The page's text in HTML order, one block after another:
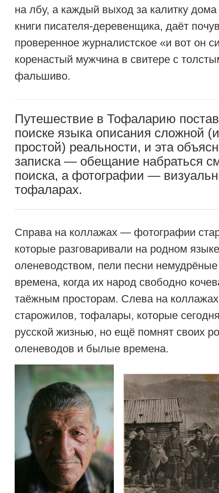
на лбу, а каждый выход за калитку дома
книги писателя-деревенщика, даёт
проверенное журналистское «и вот он
коренастый мужчина в свитере с
фальшиво.
Путешествие в Тофаларию
поиске языка описания сложной
простой) реальности, и эта
записка — обещание набраться
поиска, а фотографии —
тофаларах.
Справа на коллажах — фотографии
которые разговаривали на родном
оленеводством, пели песни
времена, когда их народ свободно
таёжным просторам. Слева на
старожилов, тофалары, которые
русской жизнью, но ещё помнят своих
оленеводов и былые времена.